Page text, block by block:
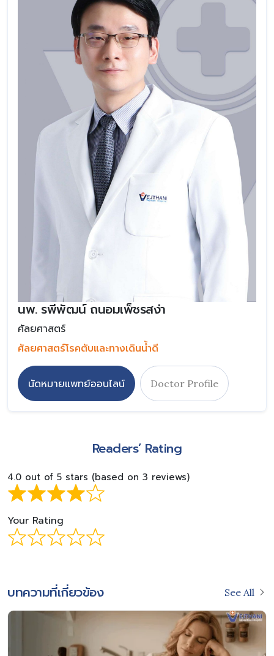
นพ. รพีพัฒน์ ถนอมเพ็ชรสง่า
ศัลยศาสตร์
ศัลยศาสตร์โรคตับและทางเดินน้ำดี
นัดหมายแพทย์ออนไลน์ Doctor Profile
Readers’ Rating
4.0 out of 5 stars (based on 3 reviews)
Your Rating
บทความที่เกี่ยวข้อง See All